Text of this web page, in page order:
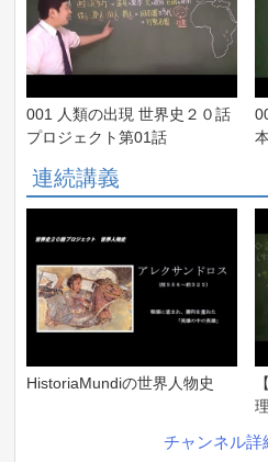
001 人類の出現 世界史２０話
プロジェクト第01話
連続講義
HistoriaMundiの世界人物史
チャンネル詳